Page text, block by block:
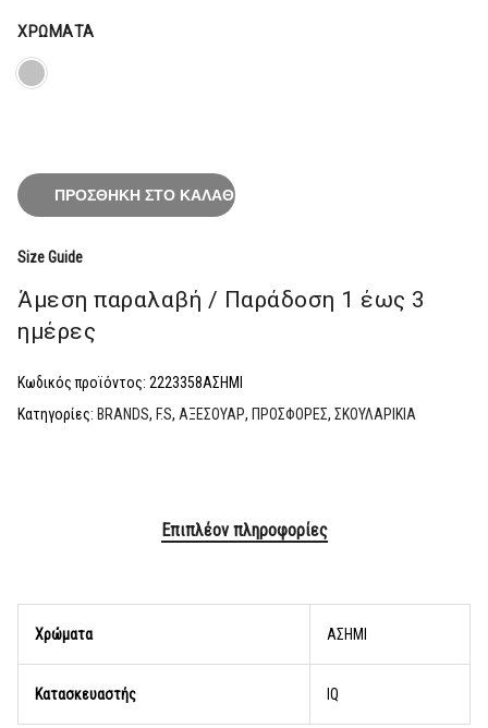
ΧΡΏΜΑΤΑ
ΠΡΟΣΘΉΚΗ ΣΤΟ ΚΑΛΆΘΙ
Size Guide
Άμεση παραλαβή / Παράδoση 1 έως 3
ημέρες
Κωδικός προϊόντος: 2223358ΑΣΗΜΙ
Κατηγορίες: BRANDS, F.S, ΑΞΕΣΟΥΑΡ, ΠΡΟΣΦΟΡΕΣ, ΣΚΟΥΛΑΡΙΚΙΑ
Επιπλέον πληροφορίες
Χρώματα AΣΗΜΙ
Κατασκευαστής lQ